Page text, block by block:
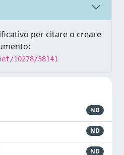
per citare o creare
10278/38141
ND
ND
ND